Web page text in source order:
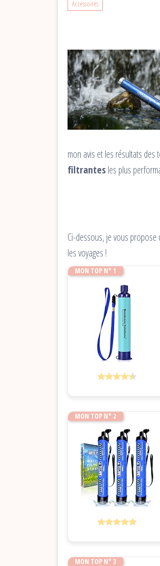
Accessoires
mon avis et les résultats des
filtrantesles plus
Ci-dessous, je vous
les voyages !
MON TOP N° 1
MON TOP N° 2
MON TOP N° 3